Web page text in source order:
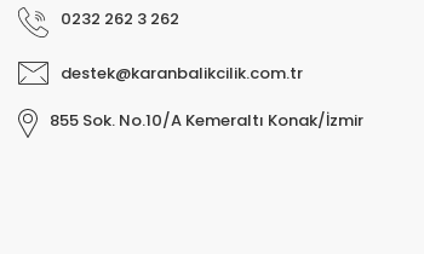
0232 262 3 262
destek@karanbalikcilik.com.tr
855 Sok. No.10/A Kemeraltı Konak/İzmir